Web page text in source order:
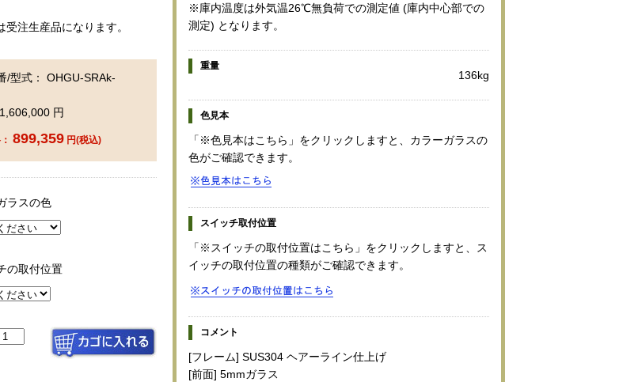
注生産品になります。
/型式： OHGU-SRAk-
円
899,359 円(税込)
ラスの色
の取付位置
※庫内温度は外気温26℃無負荷での測定値 (庫内中心部での
測定) となります。
重量
136kg
色見本
「※色見本はこちら」をクリックしますと、カラーガラスの
色がご確認できます。
スイッチ取付位置
「※スイッチの取付位置はこちら」をクリックしますと、ス
イッチの取付位置の種類がご確認できます。
コメント
[フレーム] SUS304 ヘアーライン仕上げ
[前面] 5mmガラス